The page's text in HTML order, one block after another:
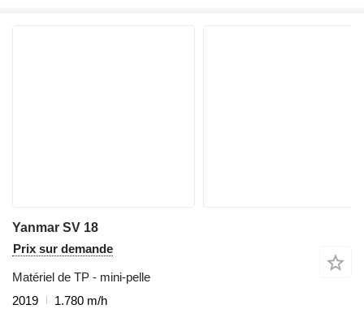
Yanmar SV 18
Prix sur demande
Matériel de TP - mini-pelle
2019
1.780 m/h